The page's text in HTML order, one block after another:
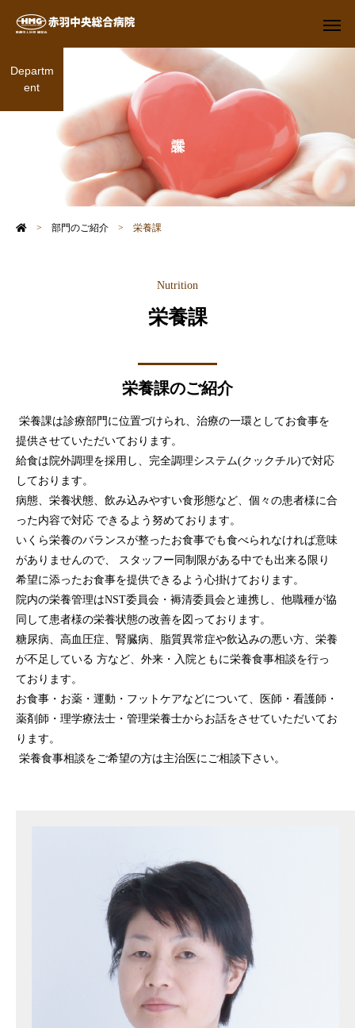
Departm
ent
> 部門のご紹介 > 栄養課
Nutrition
栄養課
栄養課のご紹介
栄養課は診療部門に位置づけられ、治療の一環としてお食事を
提供させていただいております。
給食は院外調理を採用し、完全調理システム(クックチル)で対応
しております。
病態、栄養状態、飲み込みやすい食形態など、個々の患者様に合
った内容で対応 できるよう努めております。
いくら栄養のバランスが整ったお食事でも食べられなければ意味
がありませんので、
スタッフー同制限がある中でも出来る限り
希望に添ったお食事を提供できるよう心掛けております。
院内の栄養管理はNST委員会・褥清委員会と連携し、他職種が協
同して患者様の栄養状態の改善を図っております。
糖尿病、高血圧症、腎臓病、脂質異常症や飲込みの悪い方、栄養
が不足している 方など、外来・入院ともに栄養食事相談を行っ
ております。
お食事・お薬・運動・フットケアなどについて、医師・看護師・
薬剤師・理学療法士・管理栄養士からお話をさせていただいてお
ります。
栄養食事相談をご希望の方は主治医にご相談下さい。